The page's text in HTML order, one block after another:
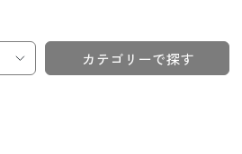
カテゴリーで探す